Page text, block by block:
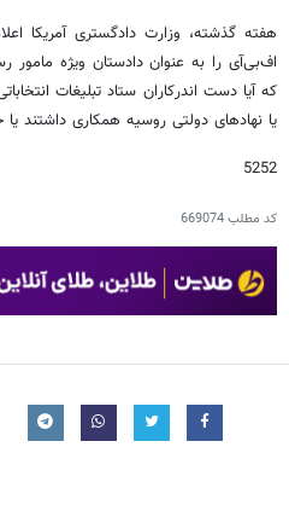
هفته گذشته، وزارت دادگستری آمریکا
اف‌بی‌آی را به عنوان دادستان ویژه
که آیا دست اندرکاران ستاد تبلیغات
یا نهادهای دولتی روسیه همکاری داشتند یا
5252
کد مطلب669074